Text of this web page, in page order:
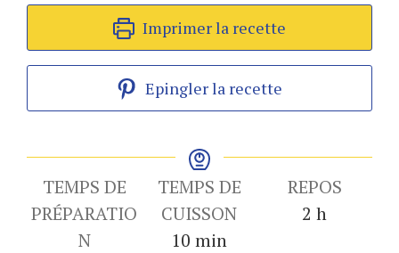
Imprimer la recette
Epingler la recette
TEMPS DE
PRÉPARATIO
N
TEMPS DE
CUISSON
10 minutes
min
REPOS
2 heures
h